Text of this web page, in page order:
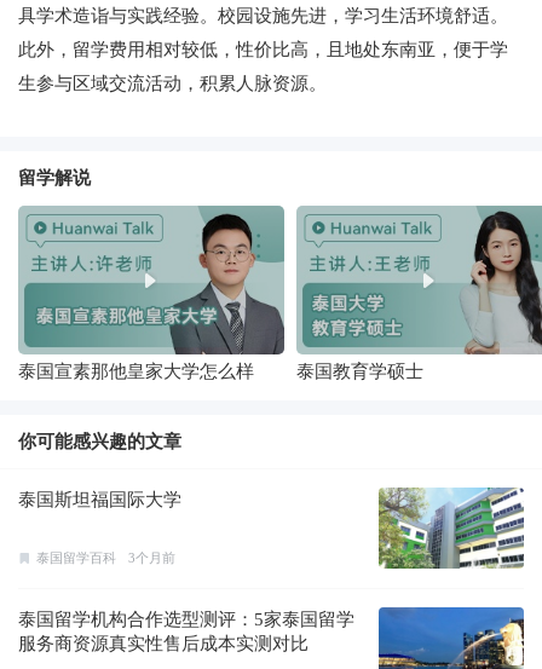
具学术造诣与实践经验。校园设施先进，学习生活环境舒适。
此外，留学费用相对较低，性价比高，且地处东南亚，便于学
生参与区域交流活动，积累人脉资源。
留学解说
泰国宣素那他皇家大学怎么样 泰国教育学硕士
你可能感兴趣的文章
泰国斯坦福国际大学
泰国留学百科 3个月前
泰国留学机构合作选型测评：5家泰国留学
服务商资源真实性售后成本实测对比